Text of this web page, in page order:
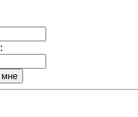
мне